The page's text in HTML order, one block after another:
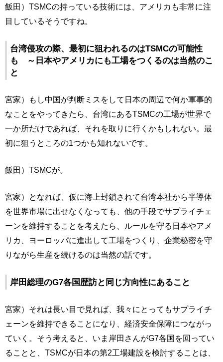
飯田）TSMCの持っている技術には、アメリカも非常に注
目しているそうですね。
台湾侵攻の際、最初に狙われるのはTSMCの可能性
も ～日本やアメリカにも工場をつくるのは当然のこ
と
宮家）もし中国が判断ミスをして日本の周辺で何か軍事的
なことをやってきたら、台湾にあるTSMCの工場が世界で
一か所だけであれば、それを取りに行くかもしれない。最
初に狙うところの1つかも知れないです。
飯田）TSMCが。
宮家）となれば、仮に海上封鎖されて台湾本社から半導体
を世界市場に出せなくなっても、他の手段でサプライチェ
ーンを維持することを考えたら、ルールを守る日本やアメ
リカ、ヨーロッパに進出して工場をつくり、企業秘密を守
りながら生産を続けるのは当然の話です。
岸田総理のG7各国歴訪と同じ方向性にあること
宮家）それは長い目で見れば、我々にとってもサプライチ
ェーンを維持できることになり、経済安全保障につながっ
ていく。そう考えると、いま岸田さんがG7各国を回ってい
ることと、TSMCが日本の第2工場建設を検討することは、